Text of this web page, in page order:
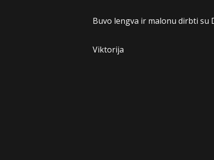
Buvo lengva ir malonu dirbti su
Viktorija